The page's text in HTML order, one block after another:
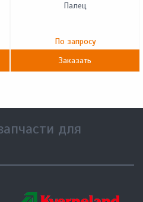
Палец
По запросу
Заказать
для